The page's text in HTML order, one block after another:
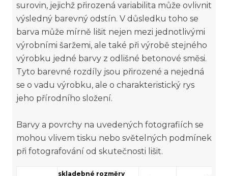
surovin, jejichž přirozená variabilita může ovlivnit
výsledný barevný odstín. V důsledku toho se
barva může mírně lišit nejen mezi jednotlivými
výrobními šaržemi, ale také při výrobě stejného
výrobku jedné barvy z odlišné betonové směsi.
Tyto barevné rozdíly jsou přirozené a nejedná
se o vadu výrobku, ale o charakteristický rys
jeho přírodního složení.
Barvy a povrchy na uvedených fotografiích se
mohou vlivem tisku nebo světelných podmínek
při fotografování od skutečnosti lišit.
skladebné rozměry